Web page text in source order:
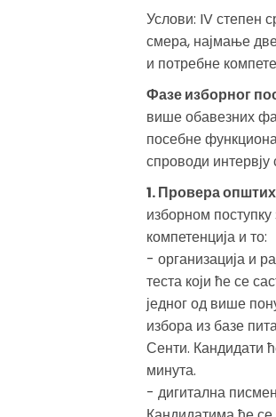
Услови: IV степен
смера, најмање
и потребне
Фазе изборног
више обавезних
посебне
спроводи интервју
1. Провера
изборном
компетенција и то:
- организација и
теста који ће се
једног од више
избора из базе
Сенти. Кандидати
минута.
- дигитална